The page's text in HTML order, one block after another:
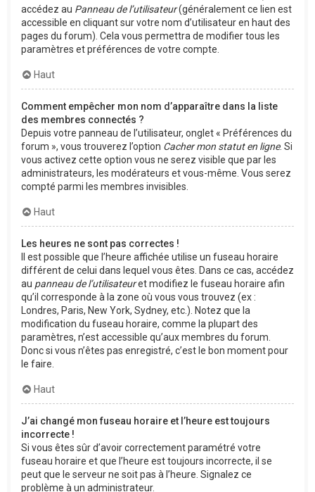
accédez au Panneau de l’utilisateur(généralement ce lien est
accessible en cliquant sur votre nom d’utilisateur en haut des
pages du forum). Cela vous permettra de modifier tous les
paramètres et préférences de votre compte.
Haut
Comment empêcher mon nom d’apparaître dans la liste
des membres connectés ?
Depuis votre panneau de l’utilisateur, onglet « Préférences du
forum », vous trouverez l’option Cacher mon statut en ligne. Si
vous activez cette option vous ne serez visible que par les
administrateurs, les modérateurs et vous-même. Vous serez
compté parmi les membres invisibles.
Haut
Les heures ne sont pas correctes !
Il est possible que l’heure affichée utilise un fuseau horaire
différent de celui dans lequel vous êtes. Dans ce cas, accédez
au panneau de l’utilisateuret modifiez le fuseau horaire afin
qu’il corresponde à la zone où vous vous trouvez (ex :
Londres, Paris, New York, Sydney, etc.). Notez que la
modification du fuseau horaire, comme la plupart des
paramètres, n’est accessible qu’aux membres du forum.
Donc si vous n’êtes pas enregistré, c’est le bon moment pour
le faire.
Haut
J’ai changé mon fuseau horaire et l’heure est toujours
incorrecte !
Si vous êtes sûr d’avoir correctement paramétré votre
fuseau horaire et que l’heure est toujours incorrecte, il se
peut que le serveur ne soit pas à l’heure. Signalez ce
problème à un administrateur.